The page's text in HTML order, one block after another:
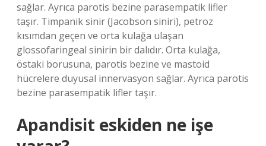
sağlar. Ayrıca parotis bezine parasempatik lifler
taşır. Timpanik sinir (Jacobson siniri), petroz
kısımdan geçen ve orta kulağa ulaşan
glossofaringeal sinirin bir dalıdır. Orta kulağa,
östaki borusuna, parotis bezine ve mastoid
hücrelere duyusal innervasyon sağlar. Ayrıca parotis
bezine parasempatik lifler taşır.
Apandisit eskiden ne işe